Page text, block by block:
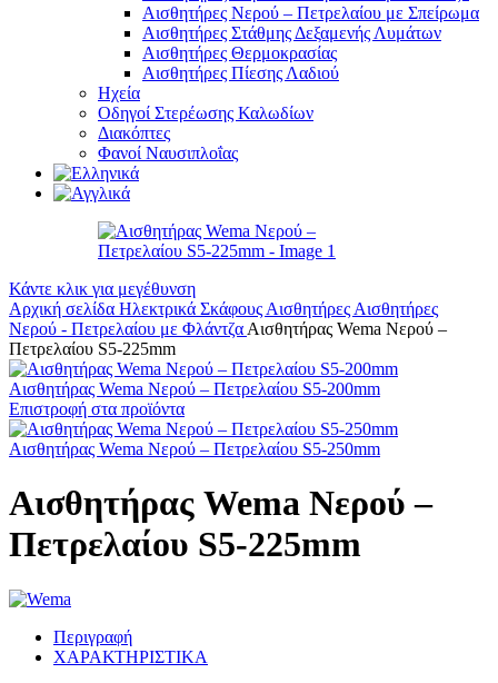
Αισθητήρες Νερού – Πετρελαίου με Σπείρωμα
Αισθητήρες Στάθμης Δεξαμενής Λυμάτων
Αισθητήρες Θερμοκρασίας
Αισθητήρες Πίεσης Λαδιού
Ηχεία
Οδηγοί Στερέωσης Καλωδίων
Διακόπτες
Φανοί Ναυσιπλοΐας
Κάντε κλικ για μεγέθυνση
Αρχική σελίδα Ηλεκτρικά Σκάφους Αισθητήρες Αισθητήρες
Νερού - Πετρελαίου με Φλάντζα Αισθητήρας Wema Νερού –
Πετρελαίου S5-225mm
Αισθητήρας Wema Νερού – Πετρελαίου S5-200mm
Επιστροφή στα προϊόντα
Αισθητήρας Wema Νερού – Πετρελαίου S5-250mm
Αισθητήρας Wema Νερού –
Πετρελαίου S5-225mm
Περιγραφή
ΧΑΡΑΚΤΗΡΙΣΤΙΚΑ